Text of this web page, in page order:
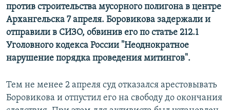
против строительства мусорного полигона в центре
Архангельска 7 апреля. Боровикова задержали и
отправили в СИЗО, обвинив его по статье 212.1
Уголовного кодекса России "Неоднократное
нарушение порядка проведения митингов".
Тем не менее 2 апреля суд отказался арестовывать
Боровикова и отпустил его на свободу до окончания